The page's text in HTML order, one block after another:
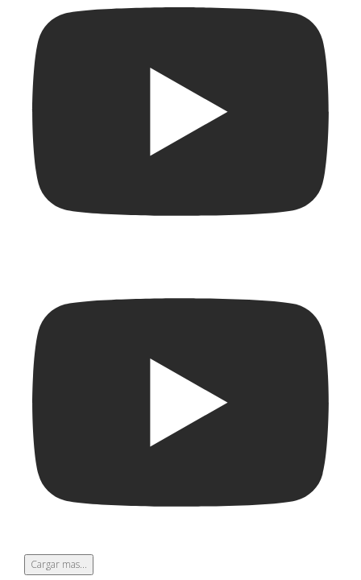
Cargar mas...